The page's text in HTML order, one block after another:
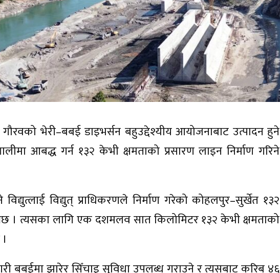
गौरवको भेरी–बबई डाइभर्सन बहुउद्देश्यीय आयोजनाबाट उत्पादन हुने
आबद्ध गर्न १३२ केभी क्षमताको प्रसारण लाइन निर्माण गरिने
विद्युत् प्राधिकरणले निर्माण गरेको कोहलपुर–सुर्खेत १३२
। त्यसका लागि एक दशमलव सात किलोमिटर १३२ केभी क्षमताको